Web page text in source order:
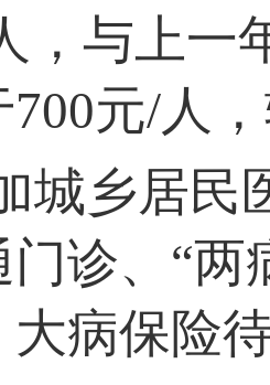
，与上一
元/人
城乡居民
诊、“两
大病保险